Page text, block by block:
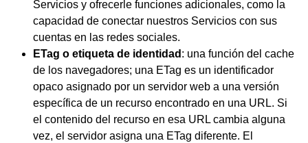
Servicios y ofrecerle funciones adicionales, como la
capacidad de conectar nuestros Servicios con sus
cuentas en las redes sociales.
ETag o etiqueta de identidad : una función del cache
de los navegadores; una ETag es un identificador
opaco asignado por un servidor web a una versión
específica de un recurso encontrado en una URL. Si
el contenido del recurso en esa URL cambia alguna
vez, el servidor asigna una ETag diferente. El